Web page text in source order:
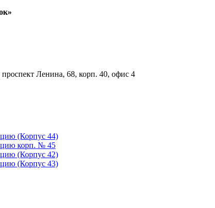
проспект Ленина, 68, корп. 40, офис 4
(Корпус 44)
корп. № 45
(Корпус 42)
(Корпус 43)